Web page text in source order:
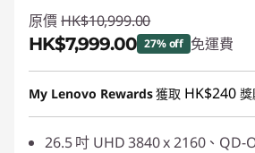
原價 HK$10,999.00
HK$7,999.00 27% off 免運費
eCoupon Savings :-HK$3,000.00
使用優惠券 :PCEXPO
My Lenovo Rewards獲取 HK$240
26.5 吋 UHD 3840 x 2160、QD-